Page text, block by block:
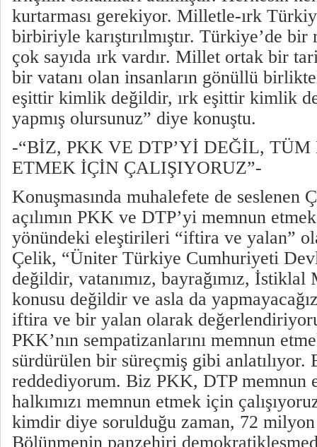
kurtarması gerekiyor. Milletle-ırk
birbiriyle karıştırılmıştır. Türkiye’de
çok sayıda ırk vardır. Millet ortak bir
bir vatanı olan insanların gönüllü
eşittir kimlik değildir, ırk eşittir kimlik
yapmış olursunuz” diye konuştu.
-“BİZ, PKK VE DTP’Yİ DEĞİL,
ETMEK İÇİN ÇALIŞIYORUZ”-
Konuşmasında muhalefete de seslenen
açılımın PKK ve DTP’yi memnun
yönündeki eleştirileri “iftira ve yalan”
Çelik, “Üniter Türkiye Cumhuriyeti
değildir, vatanımız, bayrağımız, İstiklal
konusu değildir ve asla da
iftira ve bir yalan olarak
PKK’nın sempatizanlarını memnun
sürdürülen bir süreçmiş gibi
reddediyorum. Biz PKK, DTP memnun
halkımızı memnun etmek için
kimdir diye sorulduğu zaman, 72
Bölünmenin panzehiri